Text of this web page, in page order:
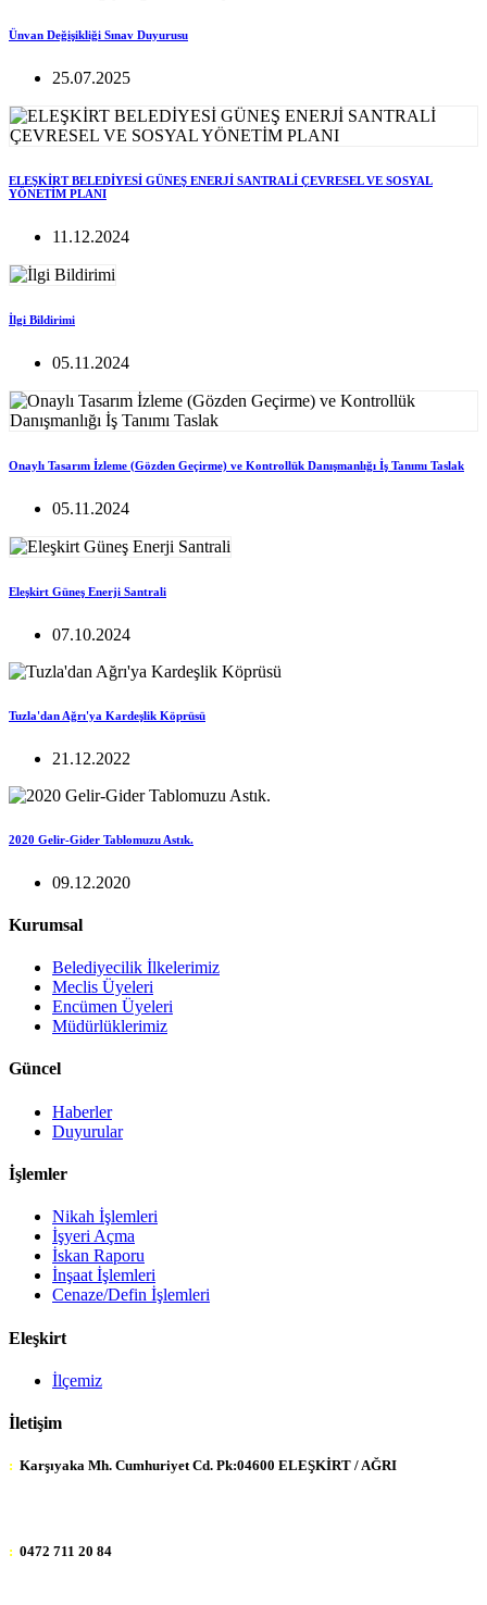
Ünvan Değişikliği Sınav Duyurusu
25.07.2025
ELEŞKİRT BELEDİYESİ GÜNEŞ ENERJİ SANTRALİ ÇEVRESEL VE SOSYAL
YÖNETİM PLANI
11.12.2024
İlgi Bildirimi
05.11.2024
Onaylı Tasarım İzleme (Gözden Geçirme) ve Kontrollük Danışmanlığı İş Tanımı Taslak
05.11.2024
Eleşkirt Güneş Enerji Santrali
07.10.2024
Tuzla'dan Ağrı'ya Kardeşlik Köprüsü
21.12.2022
2020 Gelir-Gider Tablomuzu Astık.
09.12.2020
Kurumsal
Belediyecilik İlkelerimiz
Meclis Üyeleri
Encümen Üyeleri
Müdürlüklerimiz
Güncel
Haberler
Duyurular
İşlemler
Nikah İşlemleri
İşyeri Açma
İskan Raporu
İnşaat İşlemleri
Cenaze/Defin İşlemleri
Eleşkirt
İlçemiz
İletişim
: Karşıyaka Mh. Cumhuriyet Cd. Pk:04600 ELEŞKİRT / AĞRI
: 0472 711 20 84